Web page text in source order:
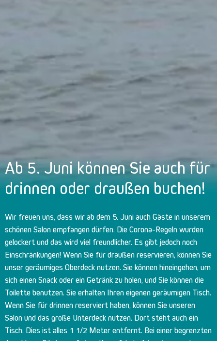
Ab 5. Juni können Sie auch für
drinnen oder draußen buchen!
Wir freuen uns, dass wir ab dem 5. Juni auch Gäste in unserem
schönen Salon empfangen dürfen. Die Corona-Regeln wurden
gelockert und das wird viel freundlicher. Es gibt jedoch noch
Einschränkungen! Wenn Sie für draußen reservieren, können Sie
unser geräumiges Oberdeck nutzen. Sie können hineingehen, um
sich einen Snack oder ein Getränk zu holen, und Sie können die
Toilette benutzen. Sie erhalten Ihren eigenen geräumigen Tisch.
Wenn Sie für drinnen reserviert haben, können Sie unseren
Salon und das große Unterdeck nutzen. Dort steht auch ein
Tisch. Dies ist alles 1 1/2 Meter entfernt. Bei einer begrenzten